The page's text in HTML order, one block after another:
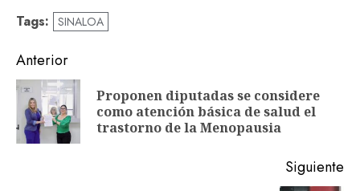
Tags: SINALOA
Navegación
de
entradas
Anterior
Proponen diputadas se considere
como atención básica de salud el
trastorno de la Menopausia
Siguiente